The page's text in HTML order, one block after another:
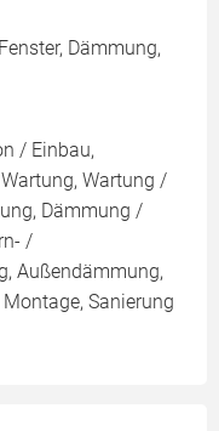
Dämmung,
/ Einbau,
Wartung /
Dämmung /
/
Außendämmung,
Sanierung